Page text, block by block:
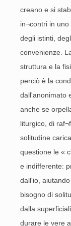
creano e si
in¬contri in
degli istinti,
convenienze.
struttura e la
perciò è la
dall'anonimato
anche se
liturgico, di
solitudine
questione le «
e indifferente:
dall'io,
bisogno di
dalla
durare le vere